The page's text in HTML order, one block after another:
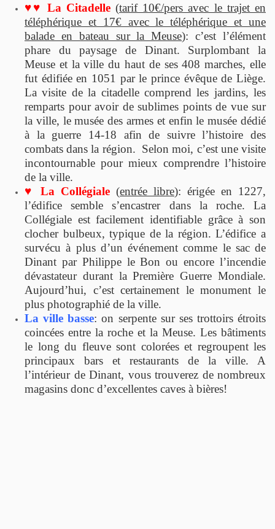
♥♥ La Citadelle(tarif 10€/pers avec le trajet en
téléphérique et 17€ avec le téléphérique et une
balade en bateau sur la Meuse): c’est l’élément
phare du paysage de Dinant. Surplombant la
Meuse et la ville du haut de ses 408 marches, elle
fut édifiée en 1051 par le prince évêque de Liège.
La visite de la citadelle comprend les jardins, les
remparts pour avoir de sublimes points de vue sur
la ville, le musée des armes et enfin le musée dédié
à la guerre 14-18 afin de suivre l’histoire des
combats dans la région. Selon moi, c’est une visite
incontournable pour mieux comprendre l’histoire
de la ville.
♥ La Collégiale (entrée libre): érigée en 1227,
l’édifice semble s’encastrer dans la roche. La
Collégiale est facilement identifiable grâce à son
clocher bulbeux, typique de la région. L’édifice a
survécu à plus d’un événement comme le sac de
Dinant par Philippe le Bon ou encore l’incendie
dévastateur durant la Première Guerre Mondiale.
Aujourd’hui, c’est certainement le monument le
plus photographié de la ville.
La ville basse: on serpente sur ses trottoirs étroits
coincées entre la roche et la Meuse. Les bâtiments
le long du fleuve sont colorées et regroupent les
principaux bars et restaurants de la ville. A
l’intérieur de Dinant, vous trouverez de nombreux
magasins donc d’excellentes caves à bières!